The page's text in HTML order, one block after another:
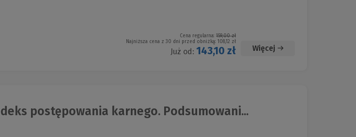
Cena regularna: 159,00 zł
Najniższa cena z 30 dni przed obniżką: 108,12 zł
Już od: 143,10 zł Więcej
postępowania karnego. Podsumowani...